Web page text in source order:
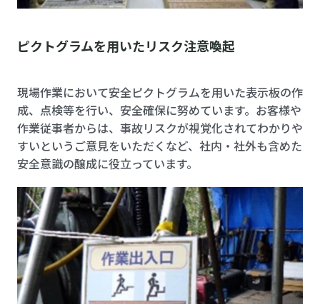
ピクトグラムを用いたリスク注意喚起
現場作業において安全ピクトグラムを用いた表示板の作
成、点検等を行い、安全確保に努めています。お客様や
作業従事者からは、事故リスクが視覚化されてわかりや
すいというご意見をいただくなど、社内・社外も含めた
安全意識の醸成に役立っています。